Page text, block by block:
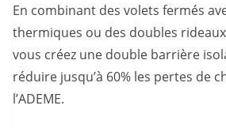
En combinant des volets fermés
thermiques ou des doubles
vous créez une double barrière
réduire jusqu’à 60% les pertes de
l’ADEME.